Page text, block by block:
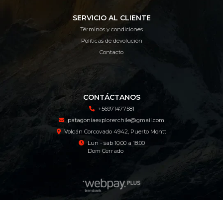
SERVICIO AL CLIENTE
Términos y condiciones
Políticas de devolución
Contacto
CONTÁCTANOS
+56971477581
patagoniaexplorerchile@gmail.com
Volcán Corcovado 4942, Puerto Montt
Lun - sab 10:00 a 18:00
Dom Cerrado